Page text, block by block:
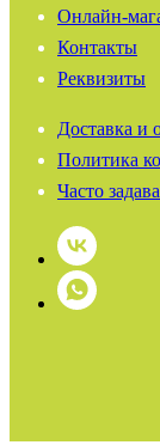
Онлайн-
Контакты
Реквизиты
Доставка и
Политика
Часто